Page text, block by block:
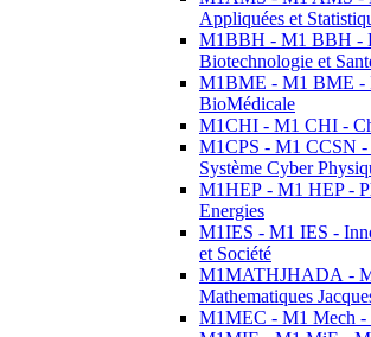
Appliquées et
M1BBH - M1 BBH -
Biotechnologie et
M1BME - M1 BME -
BioMédicale
M1CHI - M1 CHI -
M1CPS - M1 CCSN
Système Cyber
M1HEP - M1 HEP -
Energies
M1IES - M1 IES -
et Société
M1MATHJHADA -
Mathematiques
M1MEC - M1 Mech -